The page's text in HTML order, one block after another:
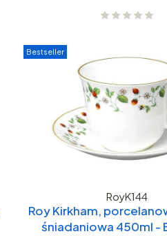
Bestseller
RoyK144
Roy Kirkham,
śniadaniowa 450ml -